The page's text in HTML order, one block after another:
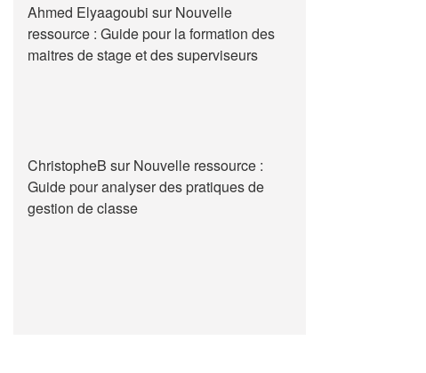
Ahmed Elyaagoubi surNouvelle
ressource : Guide pour la formation des
maitres de stage et des superviseurs
ChristopheB surNouvelle ressource :
Guide pour analyser des pratiques de
gestion de classe